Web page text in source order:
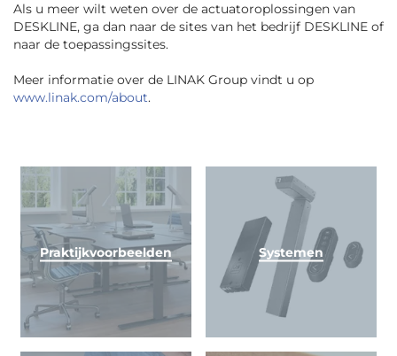
Als u meer wilt weten over de actuatoroplossingen van
DESKLINE, ga dan naar de sites van het bedrijf DESKLINE of
naar de toepassingssites.
Meer informatie over de LINAK Group vindt u op
www.linak.com/about.
Praktijkvoorbeelden Systemen